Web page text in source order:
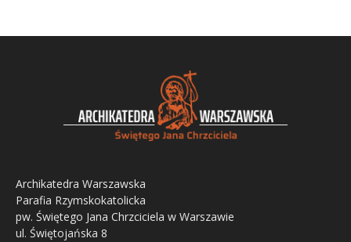
Archikatedra Warszawska
Parafia Rzymskokatolicka
pw. Świętego Jana Chrzciciela w Warszawie
ul. Świętojańska 8